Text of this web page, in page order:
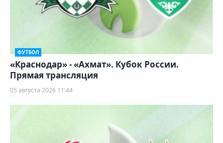
ФУТБОЛ
«Краснодар» - «Ахмат». Кубок России.
Прямая трансляция
05 августа 2026 11:44